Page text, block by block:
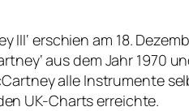
erschien am 18.
aus dem Jahr 1970
alle Instrumente
UK-Charts erreichte.